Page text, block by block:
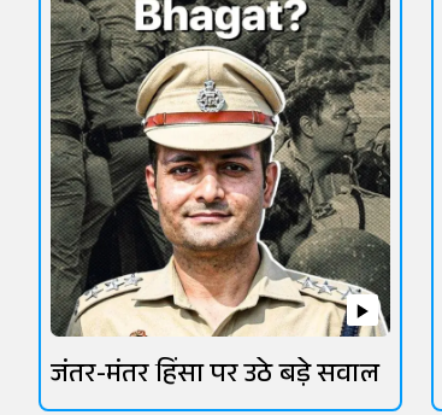
जंतर-मंतर हिंसा पर उठे बड़े सवाल